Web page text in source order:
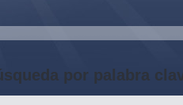
por palabra